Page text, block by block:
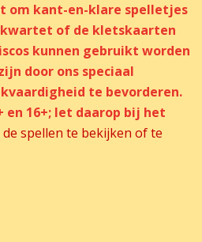
om kant-en-klare spelletjes
kwartet of de kletskaarten
kunnen gebruikt worden
door ons speciaal
te bevorderen.
en 16+; let daarop bij het
spellen te bekijken of te